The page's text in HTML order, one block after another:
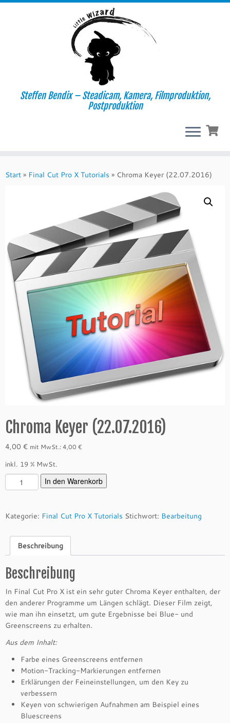
Inhalt
Steffen Bendix – Steadicam, Kamera, Filmproduktion,
Postproduktion
Start » Final Cut Pro X Tutorials » Chroma Keyer (22.07.2016)
Chroma Keyer (22.07.2016)
4,00 € mit MwSt.:4,00 €
inkl. 19 % MwSt.
h
o
e
y
e
r
(2
2.
0
7.
In den Warenkorb
Kategorie: Final Cut Pro X Tutorials Stichwort: Bearbeitung
Beschreibung
Beschreibung
In Final Cut Pro X ist ein sehr guter Chroma Keyer enthalten, der
den anderer Programme um Längen schlägt. Dieser Film zeigt,
wie man ihn einsetzt, um gute Ergebnisse bei Blue- und
Greenscreens zu erhalten.
Aus dem Inhalt:
Farbe eines Greenscreens entfernen
Motion-Tracking-Markierungen entfernen
Erklärungen der Feineinstellungen, um den Key zu
verbessern
Keyen von schwierigen Aufnahmen am Beispiel eines
Bluescreens